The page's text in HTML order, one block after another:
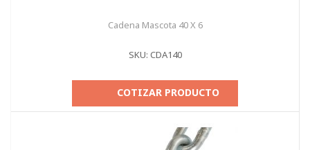
Cadena Mascota 40 X 6
SKU: CDA140
COTIZAR PRODUCTO